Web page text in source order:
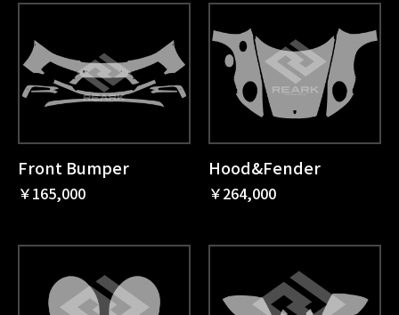
Front Bumper
￥165,000
Hood&Fender
￥264,000